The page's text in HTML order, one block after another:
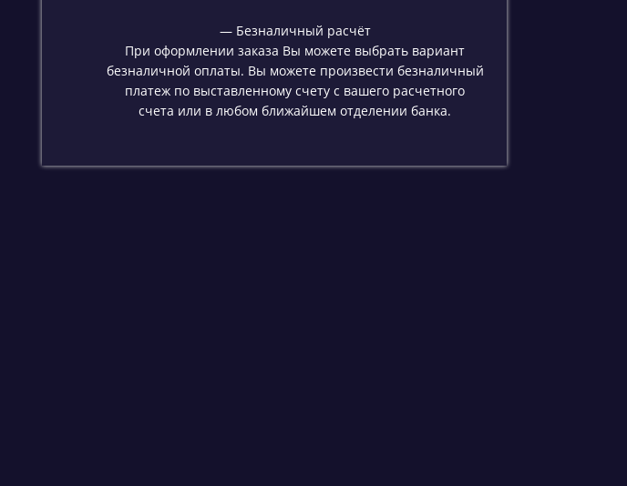
— Безналичный расчёт
При оформлении заказа Вы можете выбрать вариант
безналичной оплаты. Вы можете произвести безналичный
платеж по выставленному счету с вашего расчетного
счета или в любом ближайшем отделении банка.